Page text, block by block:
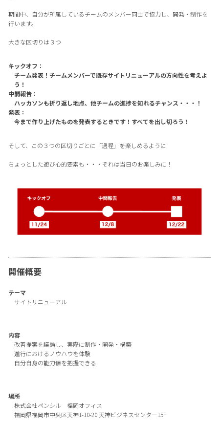
期間中、自分が所属しているチームのメンバー同士で協力し、開発・制作を
行います。
大きな区切りは３つ
キックオフ：
チーム発表！チームメンバーで既存サイトリニューアルの方向性を考えよ
う！
中間報告：
ハッカソンも折り返し地点、他チームの進捗を知れるチャンス・・・！
発表：
今まで作り上げたものを発表するときです！すべてを出し切ろう！
そして、この３つの区切りごとに「過程」を楽しめるように
ちょっとした遊び心的要素も・・・それは当日のお楽しみに！
開催概要
テーマ
サイトリニューアル
内容
改善提案を議論し、実際に制作・開発・構築
進行におけるノウハウを体験
自分自身の能力値を把握できる
場所
株式会社ペンシル 福岡オフィス
福岡県福岡市中央区天神1-10-20 天神ビジネスセンター15F